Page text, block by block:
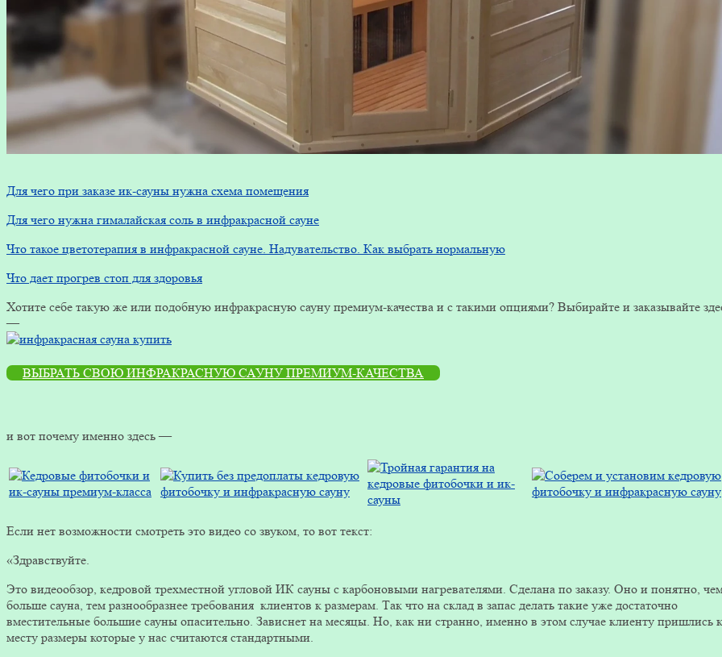
Для чего при заказе ик-сауны нужна схема помещения
Для чего нужна гималайская соль в инфракрасной сауне
Что такое цветотерапия в инфракрасной сауне. Надувательство. Как выбрать нормальную
Что дает прогрев стоп для здоровья
Хотите себе такую же или подобную инфракрасную сауну премиум-качества и с такими опциями? Выбирайте и заказывайте
—
ВЫБРАТЬ СВОЮ ИНФРАКРАСНУЮ САУНУ ПРЕМИУМ-КАЧЕСТВА
и вот почему именно здесь —
Если нет возможности смотреть это видео со звуком, то вот текст:
«Здравствуйте.
Это видеообзор, кедровой трехместной угловой ИК сауны с карбоновыми нагревателями. Сделана по заказу. Оно и понятно,
больше сауна, тем разнообразнее требования клиентов к размерам. Так что на склад в запас делать такие уже достаточно
вместительные большие сауны опасительно. Зависнет на месяцы. Но, как ни странно, именно в этом случае клиенту пришлись к
месту размеры которые у нас считаются стандартными.